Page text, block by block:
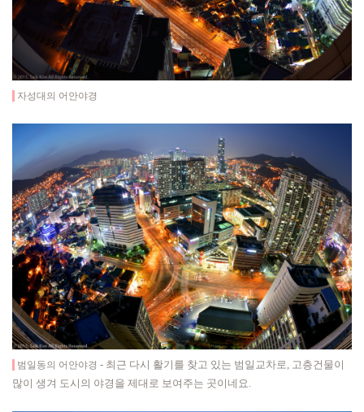
자성대의 어안야경
범일동의 어안야경 - 최근 다시 활기를 찾고 있는 범일교차로, 고층건물이
많이 생겨 도시의 야경을 제대로 보여주는 곳이네요.